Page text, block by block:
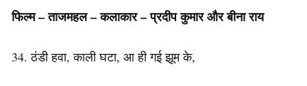
फिल्म – ताजमहल – कलाकार – प्रदीप कुमार और बीना राय
34. ठंडी हवा, काली घटा, आ ही गई झूम के,